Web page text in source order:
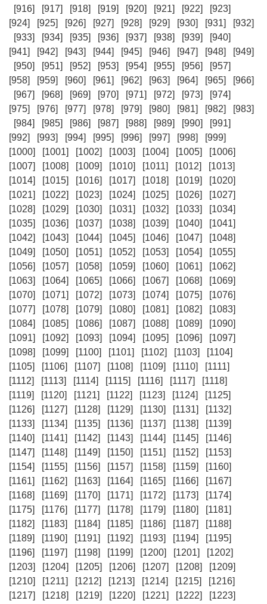
[916] [917] [918] [919] [920] [921] [922]
[923]
[924]
[925] [926] [927] [928] [929] [930] [931]
[932]
[933]
[934] [935] [936] [937] [938] [939]
[940]
[941]
[942] [943] [944] [945] [946] [947] [948]
[949]
[950]
[951] [952] [953] [954] [955] [956]
[957]
[958]
[959] [960] [961] [962] [963] [964] [965]
[966]
[967]
[968] [969] [970] [971] [972] [973]
[974]
[975]
[976] [977] [978] [979] [980] [981] [982]
[983]
[984]
[985] [986] [987] [988] [989] [990]
[991]
[992]
[993] [994] [995] [996] [997] [998]
[999]
[1000]
[1001] [1002] [1003] [1004] [1005]
[1006]
[1007]
[1008] [1009] [1010] [1011] [1012]
[1013]
[1014]
[1015] [1016] [1017] [1018] [1019]
[1020]
[1021]
[1022] [1023] [1024] [1025] [1026]
[1027]
[1028]
[1029] [1030] [1031] [1032] [1033]
[1034]
[1035]
[1036] [1037] [1038] [1039] [1040]
[1041]
[1042]
[1043] [1044] [1045] [1046] [1047]
[1048]
[1049]
[1050] [1051] [1052] [1053] [1054]
[1055]
[1056]
[1057] [1058] [1059] [1060] [1061]
[1062]
[1063]
[1064] [1065] [1066] [1067] [1068]
[1069]
[1070]
[1071] [1072] [1073] [1074] [1075]
[1076]
[1077]
[1078] [1079] [1080] [1081] [1082]
[1083]
[1084]
[1085] [1086] [1087] [1088] [1089]
[1090]
[1091]
[1092] [1093] [1094] [1095] [1096]
[1097]
[1098]
[1099] [1100] [1101] [1102] [1103]
[1104]
[1105]
[1106] [1107] [1108] [1109] [1110]
[1111]
[1112]
[1113] [1114] [1115] [1116] [1117]
[1118]
[1119]
[1120] [1121] [1122] [1123] [1124]
[1125]
[1126]
[1127] [1128] [1129] [1130] [1131]
[1132]
[1133]
[1134] [1135] [1136] [1137] [1138]
[1139]
[1140]
[1141] [1142] [1143] [1144] [1145]
[1146]
[1147]
[1148] [1149] [1150] [1151] [1152]
[1153]
[1154]
[1155] [1156] [1157] [1158] [1159]
[1160]
[1161]
[1162] [1163] [1164] [1165] [1166]
[1167]
[1168]
[1169] [1170] [1171] [1172] [1173]
[1174]
[1175]
[1176] [1177] [1178] [1179] [1180]
[1181]
[1182]
[1183] [1184] [1185] [1186] [1187]
[1188]
[1189]
[1190] [1191] [1192] [1193] [1194]
[1195]
[1196]
[1197] [1198] [1199] [1200] [1201]
[1202]
[1203]
[1204] [1205] [1206] [1207] [1208]
[1209]
[1210]
[1211] [1212] [1213] [1214] [1215]
[1216]
[1217]
[1218] [1219] [1220] [1221] [1222]
[1223]